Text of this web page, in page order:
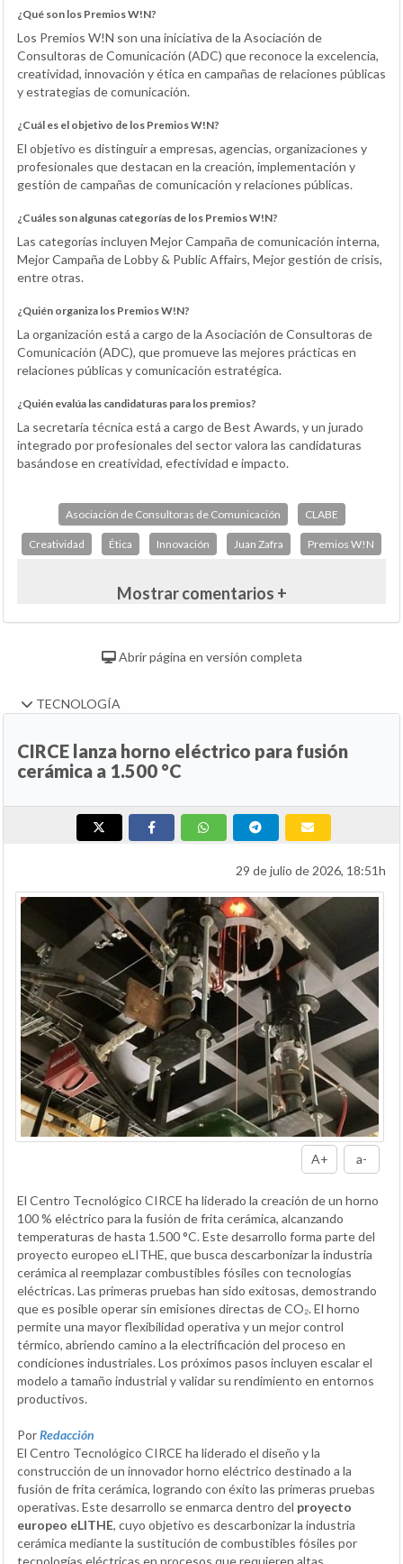
¿Qué son los Premios W!N?
Los Premios W!N son una iniciativa de la Asociación de
Consultoras de Comunicación (ADC) que reconoce la excelencia,
creatividad, innovación y ética en campañas de relaciones públicas
y estrategias de comunicación.
¿Cuál es el objetivo de los Premios W!N?
El objetivo es distinguir a empresas, agencias, organizaciones y
profesionales que destacan en la creación, implementación y
gestión de campañas de comunicación y relaciones públicas.
¿Cuáles son algunas categorías de los Premios W!N?
Las categorías incluyen Mejor Campaña de comunicación interna,
Mejor Campaña de Lobby & Public Affairs, Mejor gestión de crisis,
entre otras.
¿Quién organiza los Premios W!N?
La organización está a cargo de la Asociación de Consultoras de
Comunicación (ADC), que promueve las mejores prácticas en
relaciones públicas y comunicación estratégica.
¿Quién evalúa las candidaturas para los premios?
La secretaría técnica está a cargo de Best Awards, y un jurado
integrado por profesionales del sector valora las candidaturas
basándose en creatividad, efectividad e impacto.
Asociación de Consultoras de Comunicación CLABE
Creatividad Ética Innovación Juan Zafra Premios W!N
Mostrar comentarios +
Abrir página en versión completa
TECNOLOGÍA
CIRCE lanza horno eléctrico para fusión
cerámica a 1.500 °C
29 de julio de 2026, 18:51h
A+ a-
El Centro Tecnológico CIRCE ha liderado la creación de un horno
100 % eléctrico para la fusión de frita cerámica, alcanzando
temperaturas de hasta 1.500 °C. Este desarrollo forma parte del
proyecto europeo eLITHE, que busca descarbonizar la industria
cerámica al reemplazar combustibles fósiles con tecnologías
eléctricas. Las primeras pruebas han sido exitosas, demostrando
que es posible operar sin emisiones directas de CO₂. El horno
permite una mayor flexibilidad operativa y un mejor control
térmico, abriendo camino a la electrificación del proceso en
condiciones industriales. Los próximos pasos incluyen escalar el
modelo a tamaño industrial y validar su rendimiento en entornos
productivos.
PorRedacción
El Centro Tecnológico CIRCE ha liderado el diseño y la
construcción de un innovador horno eléctrico destinado a la
fusión de frita cerámica, logrando con éxito las primeras pruebas
operativas. Este desarrollo se enmarca dentro del proyecto
europeo eLITHE, cuyo objetivo es descarbonizar la industria
cerámica mediante la sustitución de combustibles fósiles por
tecnologías eléctricas en procesos que requieren altas